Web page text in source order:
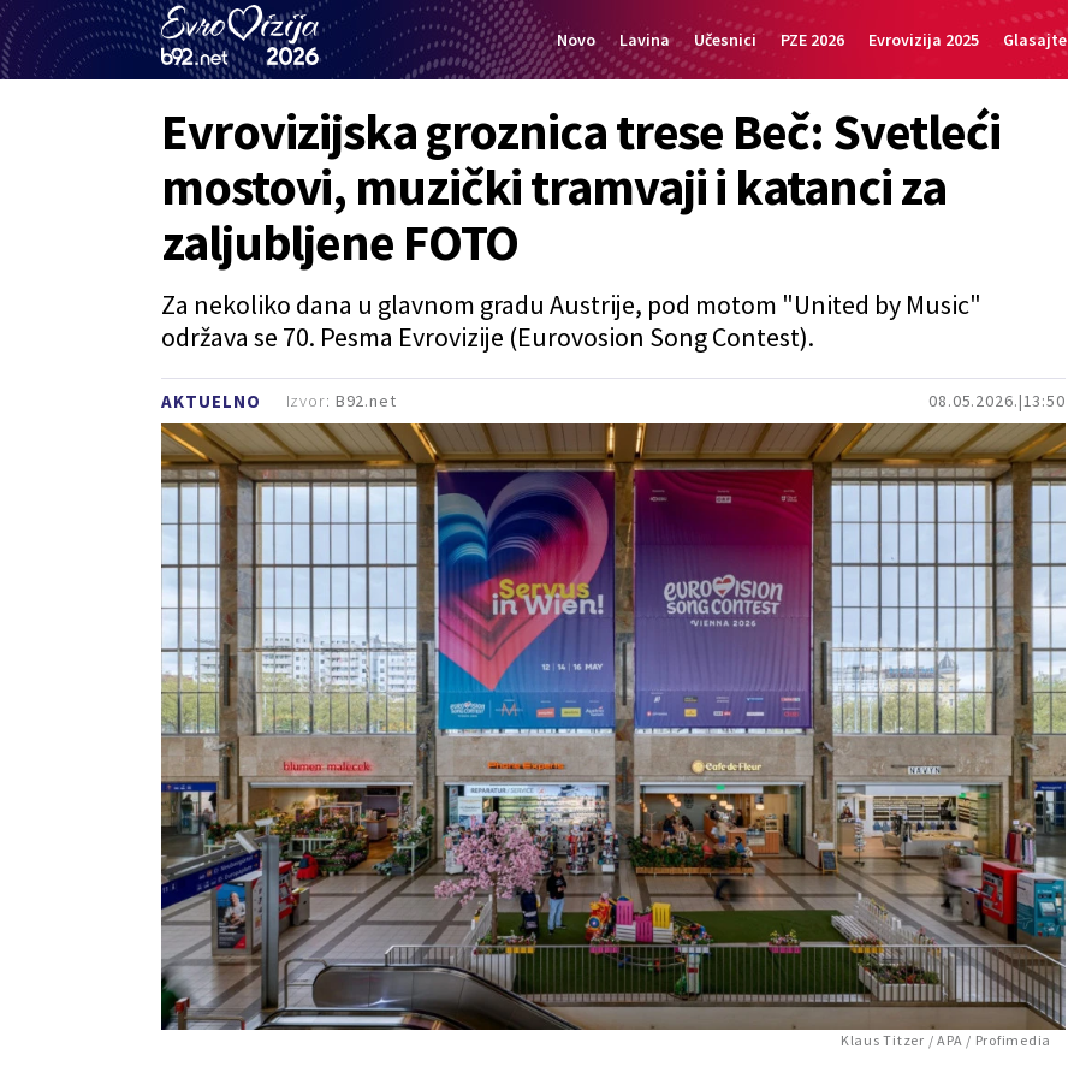
Novo Lavina Učesnici PZE 2026 Evrovizija 2025 Glasajte
AKTUELNO 08.05.2026. 13:50
Evrovizijska groznica trese Beč: Svetleći
mostovi, muzički tramvaji i katanci za
zaljubljene FOTO
Za nekoliko dana u glavnom gradu Austrije, pod motom "United by Music"
održava se 70. Pesma Evrovizije (Eurovosion Song Contest).
Izvor: B92.net
Klaus Titzer / APA / Profimedia